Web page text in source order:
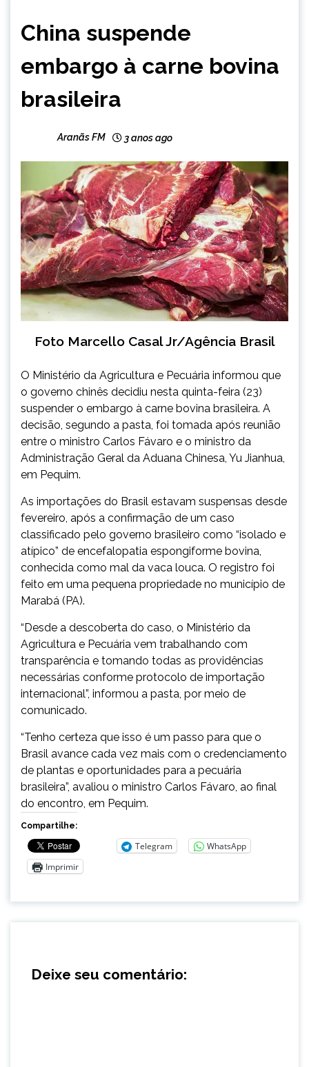
NOTÍCIAS
China suspende
embargo à carne bovina
brasileira
Aranãs FM 3 anos ago
Foto Marcello Casal Jr/Agência Brasil
O Ministério da Agricultura e Pecuária informou que
o governo chinês decidiu nesta quinta-feira (23)
suspender o embargo à carne bovina brasileira. A
decisão, segundo a pasta, foi tomada após reunião
entre o ministro Carlos Fávaro e o ministro da
Administração Geral da Aduana Chinesa, Yu Jianhua,
em Pequim.
As importações do Brasil estavam suspensas desde
fevereiro, após a confirmação de um caso
classificado pelo governo brasileiro como “isolado e
atípico” de encefalopatia espongiforme bovina,
conhecida como mal da vaca louca. O registro foi
feito em uma pequena propriedade no município de
Marabá (PA).
“Desde a descoberta do caso, o Ministério da
Agricultura e Pecuária vem trabalhando com
transparência e tomando todas as providências
necessárias conforme protocolo de importação
internacional”, informou a pasta, por meio de
comunicado.
“Tenho certeza que isso é um passo para que o
Brasil avance cada vez mais com o credenciamento
de plantas e oportunidades para a pecuária
brasileira”, avaliou o ministro Carlos Fávaro, ao final
do encontro, em Pequim.
Compartilhe:
Telegram
WhatsApp
Imprimir
Deixe seu comentário: